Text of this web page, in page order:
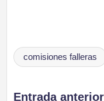
Etiquetas:
comisiones falleras
Entrada anterior